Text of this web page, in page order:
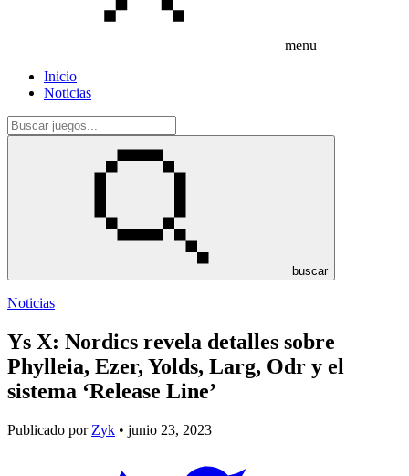
menu
Inicio
Noticias
buscar
Noticias
Ys X: Nordics revela detalles sobre
Phylleia, Ezer, Yolds, Larg, Odr y el
sistema ‘Release Line’
Publicado por Zyk • junio 23, 2023